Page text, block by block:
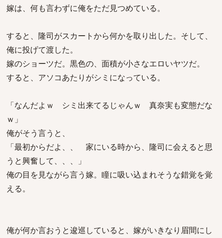
嫁は、何も言わずに俺をただ見つめている。
すると、隆司がスカートから何かを取り出した。そして、
俺に投げて渡した。
嫁のショーツだ。黒色の、面積が小さなエロいヤツだ。
すると、アソコあたりがシミになっている。
「なんだよｗ シミ出来てるじゃんｗ 真奈実も変態だな
ｗ」
俺がそう言うと、
「最初からだよ、、 家にいる時から、隆司に会えると思
うと興奮して、、、」
俺の目を見ながら言う嫁。瞳に吸い込まれそうな錯覚を覚
える。
俺が何か言おうと逡巡していると、嫁がいきなり眉間にし